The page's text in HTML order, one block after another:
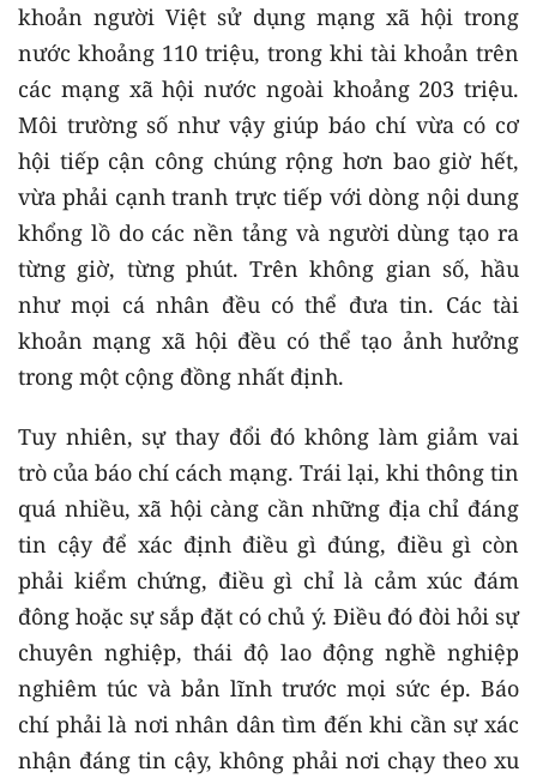
khoản người Việt sử dụng mạng xã hội trong
nước khoảng 110 triệu, trong khi tài khoản trên
các mạng xã hội nước ngoài khoảng 203 triệu.
Môi trường số như vậy giúp báo chí vừa có cơ
hội tiếp cận công chúng rộng hơn bao giờ hết,
vừa phải cạnh tranh trực tiếp với dòng nội dung
khổng lồ do các nền tảng và người dùng tạo ra
từng giờ, từng phút. Trên không gian số, hầu
như mọi cá nhân đều có thể đưa tin. Các tài
khoản mạng xã hội đều có thể tạo ảnh hưởng
trong một cộng đồng nhất định.
Tuy nhiên, sự thay đổi đó không làm giảm vai
trò của báo chí cách mạng. Trái lại, khi thông tin
quá nhiều, xã hội càng cần những địa chỉ đáng
tin cậy để xác định điều gì đúng, điều gì còn
phải kiểm chứng, điều gì chỉ là cảm xúc đám
đông hoặc sự sắp đặt có chủ ý. Điều đó đòi hỏi sự
chuyên nghiệp, thái độ lao động nghề nghiệp
nghiêm túc và bản lĩnh trước mọi sức ép. Báo
chí phải là nơi nhân dân tìm đến khi cần sự xác
nhận đáng tin cậy, không phải nơi chạy theo xu